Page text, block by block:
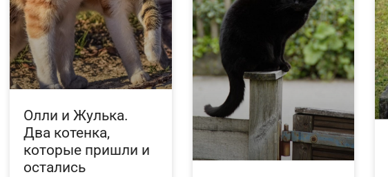
Олли и Жулька.
Два котенка,
которые пришли и
остались